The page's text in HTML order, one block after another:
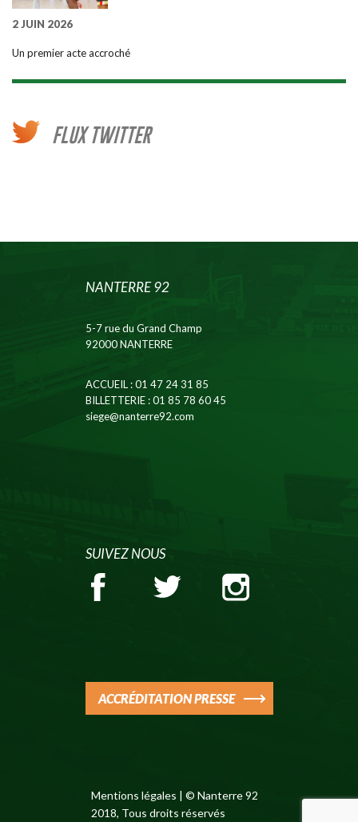
2 JUIN 2026
Un premier acte accroché
FLUX TWITTER
NANTERRE 92
5-7 rue du Grand Champ
92000 NANTERRE
ACCUEIL: 01 47 24 31 85
BILLETTERIE: 01 85 78 60 45
siege@nanterre92.com
SUIVEZ NOUS
ACCRÉDITATION PRESSE
Mentions légales | © Nanterre 92
2018, Tous droits réservés